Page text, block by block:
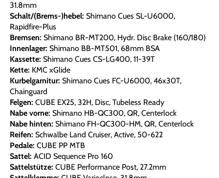
31.8mm
Schalt/(Brems-)hebel: Shimano Cues SL-U6000,
Rapidfire-Plus
Bremsen: Shimano BR-MT200, Hydr. Disc Brake (160/180)
Innenlager: Shimano BB-MT501, 68mm BSA
Kassette: Shimano Cues CS-LG400, 11-39T
Kette: KMC xGlide
Kurbelgarnitur: Shimano Cues FC-U6000, 46x30T,
Chainguard
Felgen: CUBE EX25, 32H, Disc, Tubeless Ready
Nabe vorne: Shimano HB-QC300, QR, Centerlock
Nabe hinten: Shimano FH-QC300-HM, QR, Centerlock
Reifen: Schwalbe Land Cruiser, Active, 50-622
Pedale: CUBE PP MTB
Sattel: ACID Sequence Pro 160
Sattelstütze: CUBE Performance Post, 27.2mm